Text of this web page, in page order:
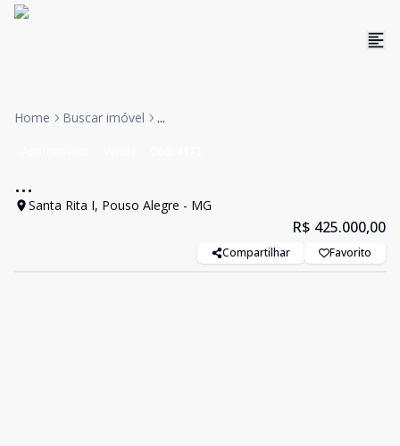
Home Buscar imóvel ...
...
Santa Rita I, Pouso Alegre - MG
R$ 425.000,00
Compartilhar Favorito